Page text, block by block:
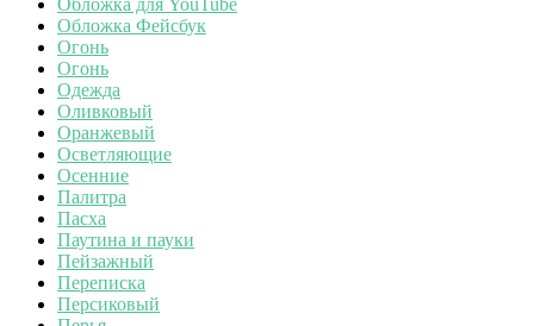
Обложка Фейсбук
Огонь
Огонь
Одежда
Оливковый
Оранжевый
Осветляющие
Осенние
Палитра
Пасха
Паутина и пауки
Пейзажный
Переписка
Персиковый